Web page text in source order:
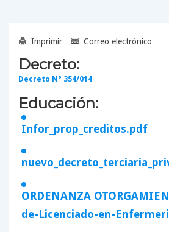
Imprimir Correo electrónico
Decreto:
Decreto N° 354/014
Educación:
Infor_prop_creditos.pdf
ORDENANZA
de-Licenciado-en-